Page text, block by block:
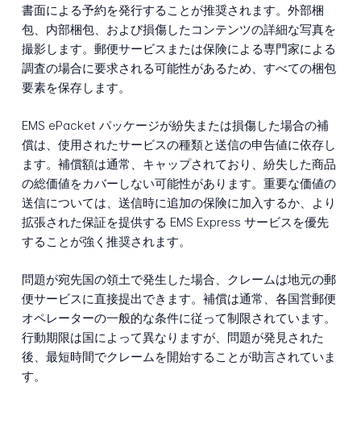
書面による予約を発行することが推奨されます。外部梱
包、内部梱包、および損傷したコンテンツの詳細な写真を
撮影します。郵便サービスまたは保険による専門家による
調査の場合に要求される可能性があるため、すべての梱包
要素を保存します。
EMS ePacket パッケージが紛失または損傷した場合の補
償は、使用されたサービスの種類と送信の申告値に依存し
ます。補償額は通常、キャップされており、紛失した商品
の総価値をカバーしない可能性があります。重要な価値の
送信については、送信時に追加の保険に加入するか、より
拡張された保証を提供する EMS Express サービスを優先
することが強く推奨されます。
問題が宛先国の領土で発生した場合、クレームは地元の郵
便サービスに直接提出できます。補償は通常、各国営郵便
オペレーターの一般的な条件に従って制限されています。
行動期限は国によって異なりますが、問題が発見された
後、最短時間でクレームを開始することが助言されていま
す。